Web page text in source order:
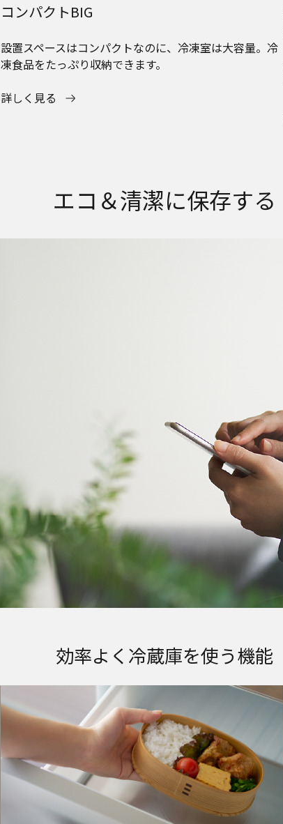
コンパクトBIG
設置スペースはコンパクトなのに、冷凍室は大容量。冷
凍食品をたっぷり収納できます。
詳しく見る
エコ＆清潔に保存する
効率よく冷蔵庫を使う機能